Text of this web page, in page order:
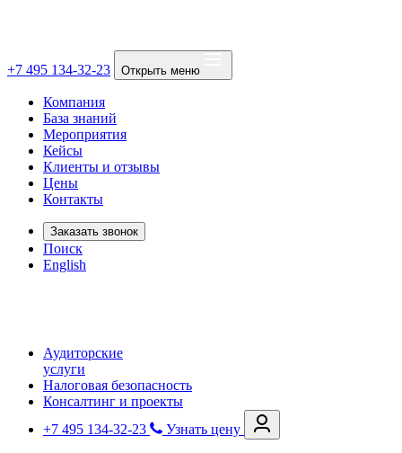
+7 495 134-32-23 Открыть меню
Компания
База знаний
Мероприятия
Кейсы
Клиенты и отзывы
Цены
Контакты
Заказать звонок
Поиск
English
Аудиторские
услуги
Налоговая безопасность
Консалтинг и проекты
+7 495 134-32-23
Узнать цену